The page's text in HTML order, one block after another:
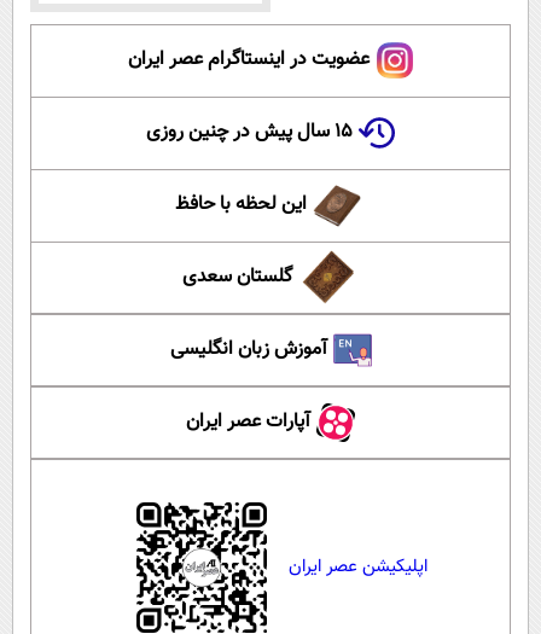
عضویت در اینستاگرام عصر ایران
۱۵ سال پیش در چنین روزی
این لحظه با حافظ
گلستان سعدی
آموزش زبان انگلیسی
آپارات عصر ایران
اپلیکیشن عصر ایران